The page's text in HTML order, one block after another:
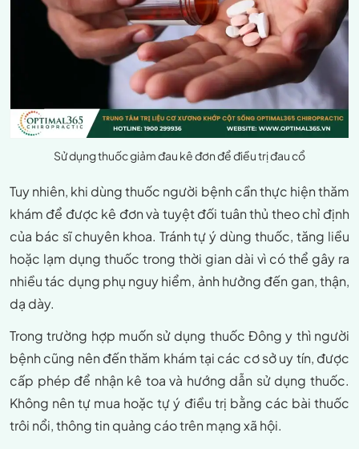
Sử dụng thuốc giảm đau kê đơn để điều trị đau cổ
Tuy nhiên, khi dùng thuốc người bệnh cần thực hiện thăm
khám để được kê đơn và tuyệt đối tuân thủ theo chỉ định
của bác sĩ chuyên khoa. Tránh tự ý dùng thuốc, tăng liều
hoặc lạm dụng thuốc trong thời gian dài vì có thể gây ra
nhiều tác dụng phụ nguy hiểm, ảnh hưởng đến gan, thận,
dạ dày.
Trong trường hợp muốn sử dụng thuốc Đông y thì người
bệnh cũng nên đến thăm khám tại các cơ sở uy tín, được
cấp phép để nhận kê toa và hướng dẫn sử dụng thuốc.
Không nên tự mua hoặc tự ý điều trị bằng các bài thuốc
trôi nổi, thông tin quảng cáo trên mạng xã hội.